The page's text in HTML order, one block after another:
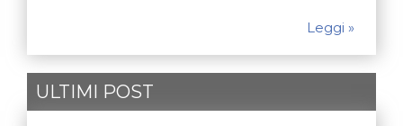
Leggi »
ULTIMI POST